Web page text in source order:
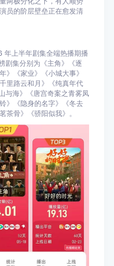
员的阶层壁垒正在愈发清
年上半年剧集全端热播期播
剧集分别为《主角》《逐
》《家业》《小城大事》
里路云和月》《纯真年代
与海》《唐宫奇案之青雾凤
》《隐身的名字》《冬去
茶骨》《骄阳似我》。